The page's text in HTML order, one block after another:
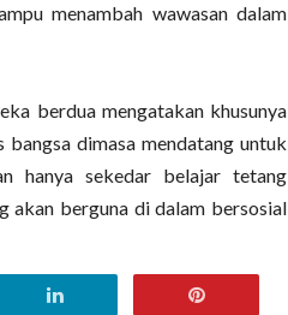
menambah wawasan dalam
berdua mengatakan khusunya
bangsa dimasa mendatang untuk
hanya sekedar belajar tetang
akan berguna di dalam bersosial